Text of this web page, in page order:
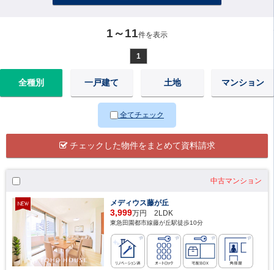
1～11件を表示
1
全種別 一戸建て 土地 マンション
全てチェック
チェックした物件をまとめて資料請求
中古マンション
メディウス藤が丘
3,999万円 2LDK
東急田園都市線藤が丘駅徒歩10分